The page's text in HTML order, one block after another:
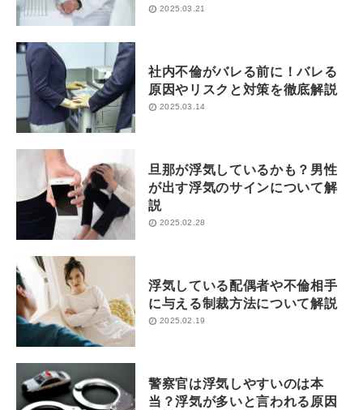
2025.03.21
社内不倫がバレる前に！バレる
原因やリスクと対策を徹底解説
2025.03.14
旦那が浮気しているかも？男性
が出す浮気のサインについて解
説
2025.02.28
浮気している配偶者や不倫相手
に与える制裁方法について解説
2025.02.19
警察官は浮気しやすいのは本
当？浮気が多いと言われる原因